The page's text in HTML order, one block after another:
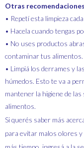
Otras recomendaciones
• Repetí esta limpieza
• Hacela cuando tengas
• No uses productos
contaminar tus alimentos.
• Limpiá los derrames y
húmedos. Esto te va a
mantener la higiene de
alimentos.
Si querés saber más
para evitar malos olores